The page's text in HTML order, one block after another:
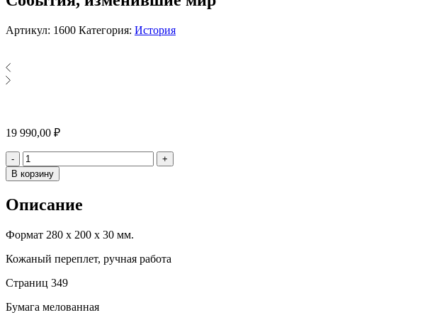
Артикул: 1600 Категория: История
19 990,00 ₽
- Количество
+
В корзину
Описание
Формат 280 х 200 х 30 мм.
Кожаный переплет, ручная работа
Страниц 349
Бумага мелованная